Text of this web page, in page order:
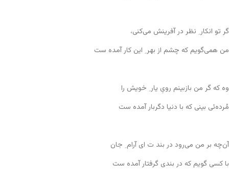
گر تو انکار ِ نظر در آفرینش می‌کنی،
من همی‌گویم که چشم از بهر ِ این کار آمده ست
وه که گر من بازبینم رویِ یار ِ خویش را
مُرده‌ئی بینی که با دنیا دگربار آمده ست
آن‌چه بر من می‌رود در بند ت ای آرام ِ جان
با کسی گویم که در بندی گرفتار آمده ست